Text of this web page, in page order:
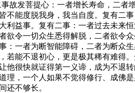
事故发菩提心：一者增长寿命，二
能度脱我身，我当自度。复有二
利益事。复有二事：一者过去未
欲令一切众生悉得解脱，二者欲令
一者为断智能障碍，二者为断众生
能不退初心，更是极其稀有难得
很快就证得第一义谛，成为不退转
，一个人如果不觉得修行、成佛
还不够长。